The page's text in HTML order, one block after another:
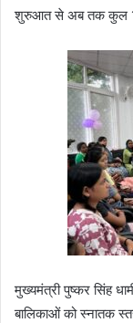
शुरुआत से अब तक कुल
मुख्यमंत्री पुष्कर सिंह
बालिकाओं को स्नातक